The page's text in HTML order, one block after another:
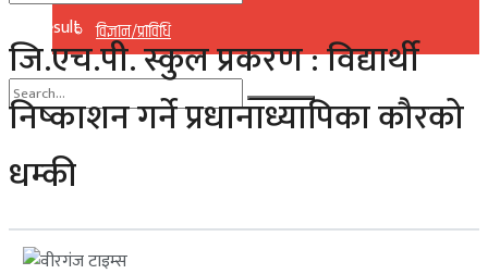
विज्ञान/प्राविधि
No Result
View All Result
No Result
View All Result
जि.एच.पी. स्कुल प्रकरण : विद्यार्थी
निष्काशन गर्ने प्रधानाध्यापिका कौरको
धम्की